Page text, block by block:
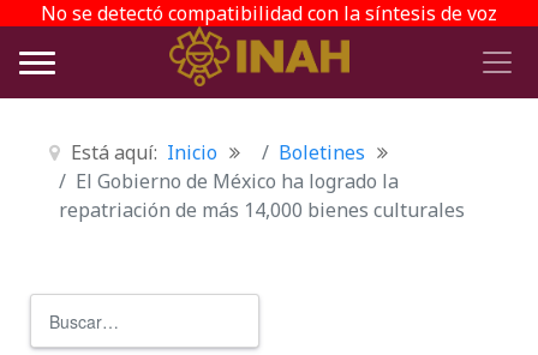
No se detectó compatibilidad con la síntesis de voz
Está aquí: Inicio
Boletines
El Gobierno de México ha logrado la
repatriación de más 14,000 bienes culturales